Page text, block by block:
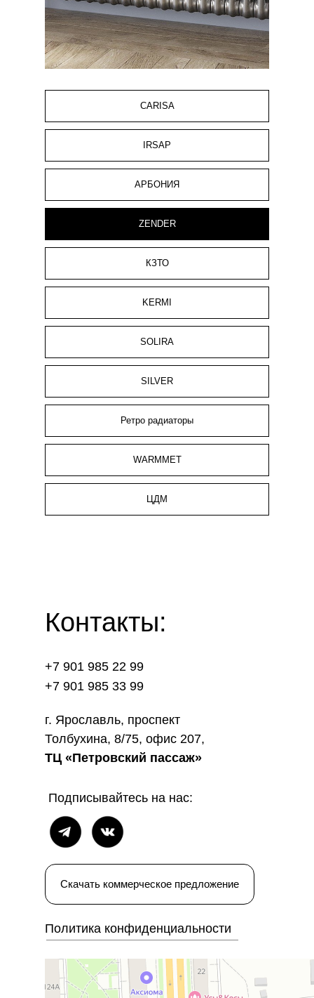
CARISA
IRSAP
АРБОНИЯ
SOLIRA
Ретро радиаторы
SILVER
KERMI
ZENDER
КЗТО
WARMMET
ЦДМ
Контакты:
+7 901 985 22 99
г. Ярославль, проспект
Толбухина, 8/75, офис 207,
ТЦ «Петровский пассаж»
Подписывайтесь на нас:
Ярославль
Яндекс Карты
Политика конфиденциальности
Скачать коммерческое предложение
+7 901 985 33 99